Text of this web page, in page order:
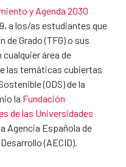
y Agenda 2030
a los/as estudiantes que
de Grado (TFG) o sus
cualquier área de
las temáticas cubiertas
(ODS) de la
la Fundación
de las Universidades
Agencia Española de
(AECID).